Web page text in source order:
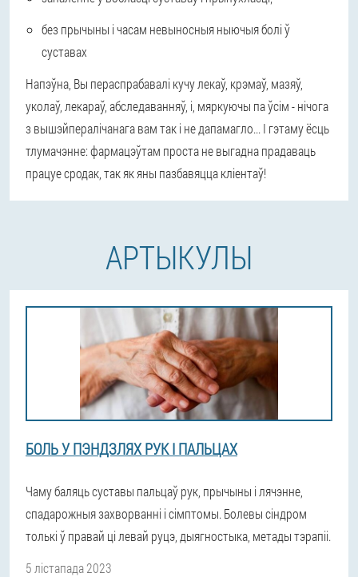
без прычыны і часам невыносныя ныючыя болі ў
суставах
Напэўна, Вы пераспрабавалі кучу лекаў, крэмаў, мазяў,
уколаў, лекараў, абследаванняў, і, мяркуючы па ўсім - нічога
з вышэйпералічанага вам так і не дапамагло... І гэтаму ёсць
тлумачэнне: фармацэўтам проста не выгадна прадаваць
працуе сродак, так як яны пазбавяцца кліентаў!
АРТЫКУЛЫ
БОЛЬ У ПЭНДЗЛЯХ РУК І ПАЛЬЦАХ
Чаму баляць суставы пальцаў рук, прычыны і лячэнне,
спадарожныя захворванні і сімптомы. Болевы сіндром
толькі ў правай ці левай руцэ, дыягностыка, метады тэрапіі.
5 лістапада 2023